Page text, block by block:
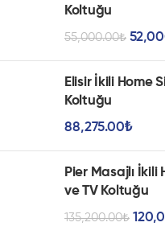
Koltuğu
55,000.00₺
Elisir İkili Home
Koltuğu
88,275.00₺
Pier Masajlı İkili
ve TV Koltuğu
135,200.00₺